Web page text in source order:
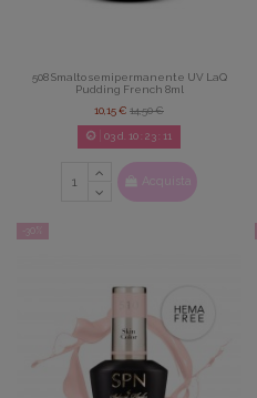
508 Smalto semipermanente UV LaQ
Pudding French 8ml
10,15 € 14,50 €
03d. 10: 23: 09
Acquista
-30%